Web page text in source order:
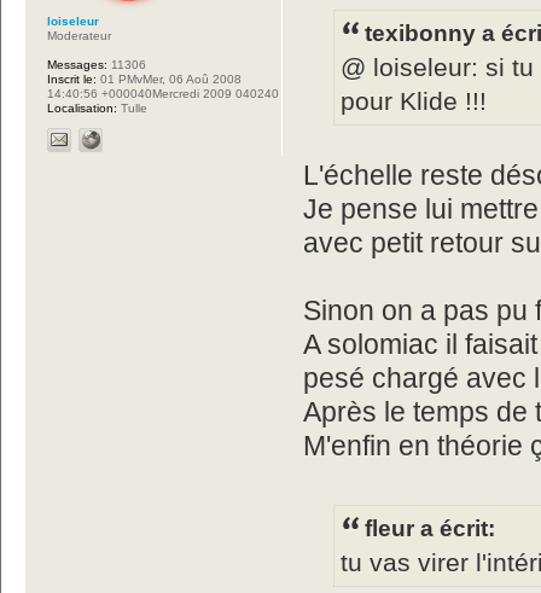
texibonny a
@ loiseleur: si
pour Klide !!!
L'échelle reste
Je pense lui
avec petit retour
Sinon on a pas pu
A solomiac il
pesé chargé avec
Après le temps de
M'enfin en théorie
fleur a écrit:
tu vas virer
loiseleur
Moderateur
Messages: 11306
Inscrit le: 01 PMvMer, 06 Aoû 2008
14:40:56 +000040Mercredi 2009 040240
Localisation: Tulle